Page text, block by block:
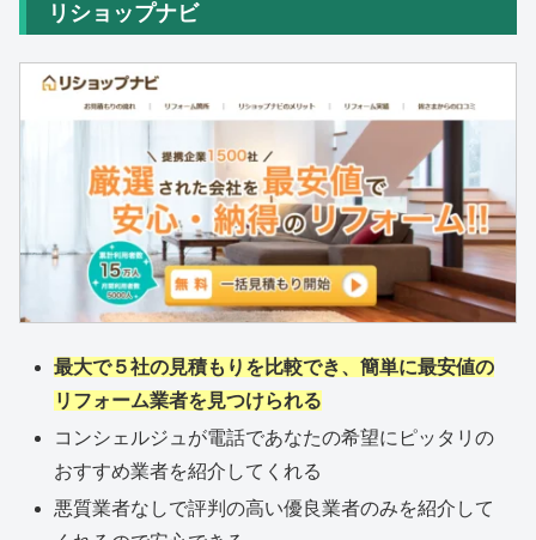
リショップナビ
最大で５社の見積もりを比較でき、簡単に最安値の
リフォーム業者を見つけられる
コンシェルジュが電話であなたの希望にピッタリの
おすすめ業者を紹介してくれる
悪質業者なしで評判の高い優良業者のみを紹介して